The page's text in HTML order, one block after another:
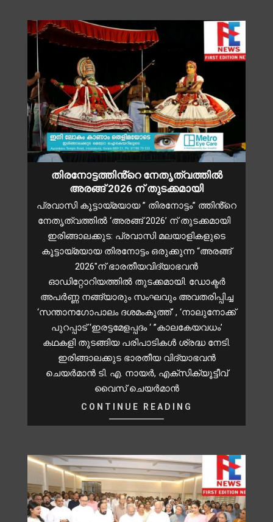
തിരനോട്ടത്തിൻ്റെ നേതൃത്വത്തിൽ
അരങ്ങ് 2026 ന് തുടക്കമായി
പ്രവാസി കൂട്ടായ്മയായ ” തിരനോട്ടം” ത്തിൻ്റെ
നേതൃത്വത്തിൽ ‘അരങ്ങ് 2026’ ന് തുടക്കമായി
ഇരിങ്ങാലക്കുട: പ്രവാസി മലയാളികളുടെ
കൂട്ടായ്മയായ തിരനോട്ടം ഒരുക്കുന്ന “അരങ്ങ്
2026″ന് ഭാരതീയവിദ്യാഭവൻ
ഓഡിറ്റോറിയത്തിൽ തുടക്കമായി. ഡോക്ടർ
അപർണ്ണ നങ്ങ്യാരും സംഘവും അവതരിപ്പിച്ച
‘സന്താനഗോപാലം ദശമംകൂത്ത്’ , ‘നാലുനോക്ക്
പുറപ്പാട് ‘ഇരട്ടമേളപ്പദം ‘ ”കാലകേയവധം’
കഥകളി തുടങ്ങിയ പരിപാടികൾ ശ്രദ്ധ നേടി.
ഇരിങ്ങാലക്കുട ഭാരതീയ വിദ്യാഭവൻ
ചെയർമാൻ ടി. എ. നായർ, എക്സിക്യൂട്ടീവ്
വൈസ് ചെയർമാൻ
CONTINUE READING